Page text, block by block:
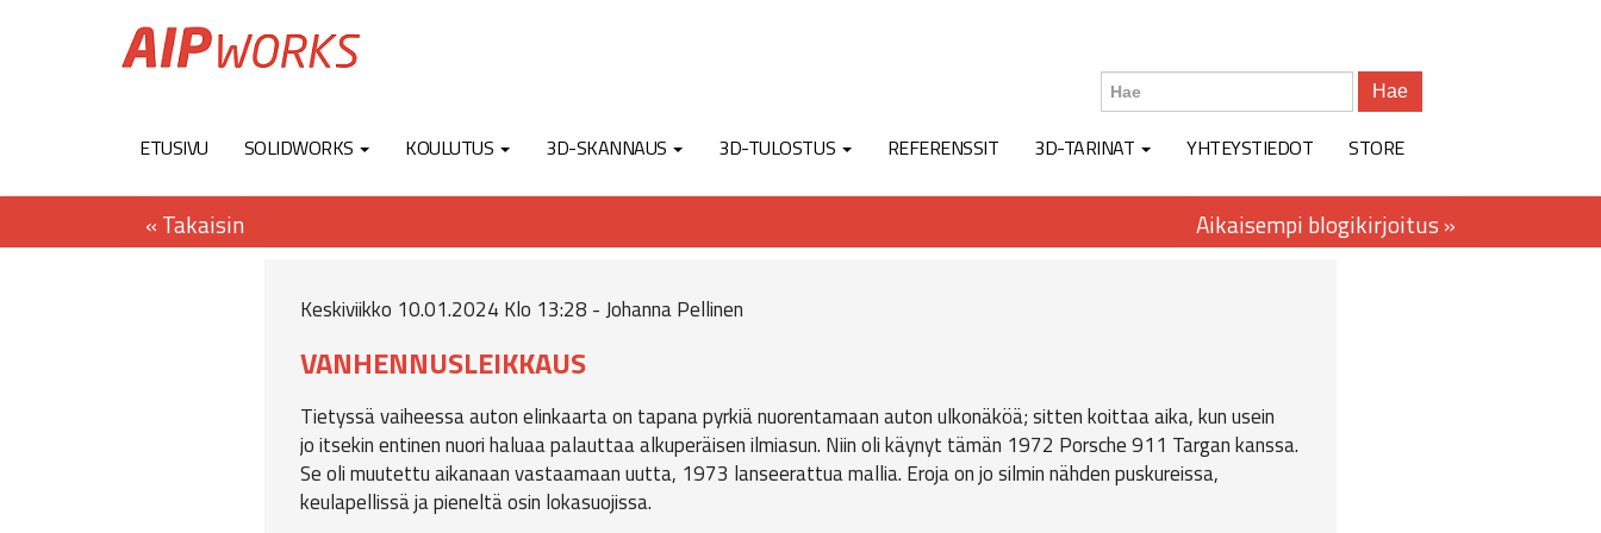
Hae
ETUSIVU SOLIDWORKS KOULUTUS 3D-SKANNAUS 3D-TULOSTUS REFERENSSIT 3D-TARINAT YHTEYSTIEDOT STORE
Keskiviikko 10.01.2024 Klo 13:28 - Johanna Pellinen
VANHENNUSLEIKKAUS
Tietyssä vaiheessa auton elinkaarta on tapana pyrkiä nuorentamaan auton ulkonäköä; sitten koittaa aika, kun usein
jo itsekin entinen nuori haluaa palauttaa alkuperäisen ilmiasun. Niin oli käynyt tämän 1972 Porsche 911 Targan kanssa.
Se oli muutettu aikanaan vastaamaan uutta, 1973 lanseerattua mallia. Eroja on jo silmin nähden puskureissa,
keulapellissä ja pieneltä osin lokasuojissa.